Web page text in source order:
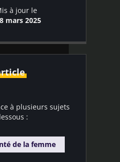
à jour le
mars 2025
à plusieurs sujets
:
de la femme